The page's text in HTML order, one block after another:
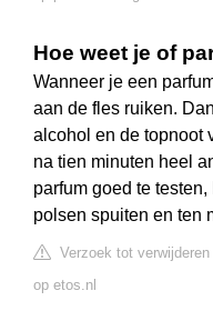
Hoe weet je of
Wanneer je een
aan de fles ruiken.
alcohol en de topnoot
na tien minuten heel
parfum goed te
polsen spuiten en ten
Verzoek tot
op etos.nl